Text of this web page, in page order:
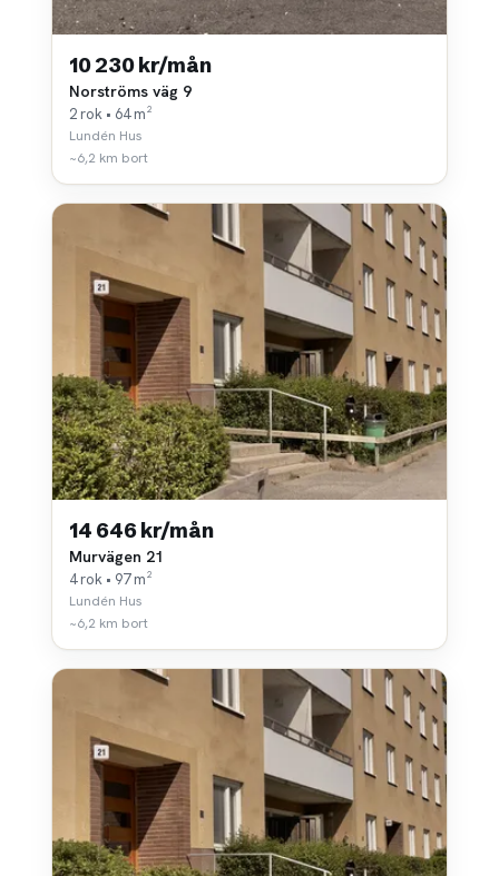
10 230 kr/mån
Norströms väg 9
2 rok • 64 m²
Lundén Hus
~6,2 km bort
14 646 kr/mån
Murvägen 21
4 rok • 97 m²
Lundén Hus
~6,2 km bort